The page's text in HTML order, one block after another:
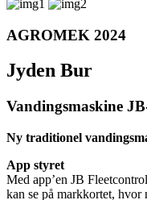
AGROMEK 2024
Jyden Bur
Vandingsmaskine
Ny traditionel
App styret
Med app’en JB
kan se på markkortet, hvor